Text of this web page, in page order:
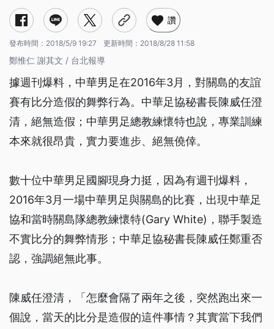
讚
發布時間： 2018/5/9 19:27 更新時間： 2018/8/28 11:58
鄭惟仁 謝其文 / 台北報導
據週刊爆料，中華男足在2016年3月，對關島的友誼
賽有比分造假的舞弊行為。中華足協秘書長陳威任澄
清，絕無造假；中華男足總教練懷特也說，專業訓練
本來就很昂貴，實力要進步、絕無僥倖。
數十位中華男足國腳現身力挺，因為有週刊爆料，
2016年3月一場中華男足與關島的比賽，出現中華足
協和當時關島隊總教練懷特(Gary White)，聯手製造
不實比分的舞弊情形；中華足協秘書長陳威任鄭重否
認，強調絕無此事。
陳威任澄清，「怎麼會隔了兩年之後，突然跑出來一
個說，當天的比分是造假的這件事情？其實當下我們